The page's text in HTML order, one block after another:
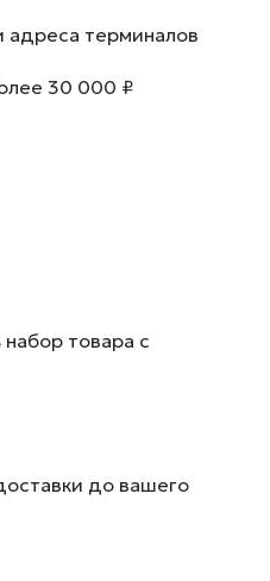
адреса терминалов
30 000 ₽
товара с
до вашего